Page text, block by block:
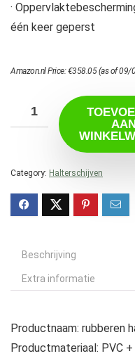
·
één keer geperst
Amazon.nl Price:€358.05(as of 09/
Category: Halterschijven
Beschrijving
Extra informatie
Productnaam: rubberen
Productmateriaal: PVC